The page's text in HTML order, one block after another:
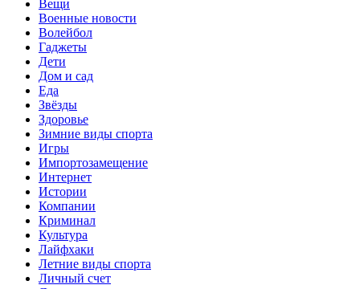
Вещи
Военные новости
Волейбол
Гаджеты
Дети
Дом и сад
Еда
Звёзды
Здоровье
Зимние виды спорта
Игры
Импортозамещение
Интернет
Истории
Компании
Криминал
Культура
Лайфхаки
Летние виды спорта
Личный счет